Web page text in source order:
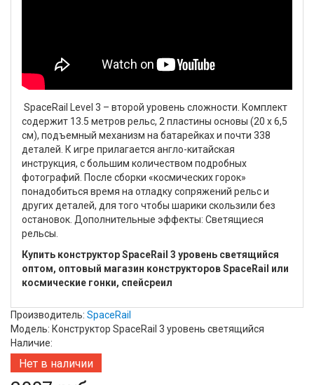
SpaceRail Level 3 – второй уровень сложности. Комплект
содержит 13.5 метров рельс, 2 пластины основы (20 х 6,5
см), подъемный механизм на батарейках и почти 338
деталей. К игре прилагается англо-китайская
инструкция, с большим количеством подробных
фотографий. После сборки «космических горок»
понадобиться время на отладку сопряжений рельс и
других деталей, для того чтобы шарики скользили без
остановок. Дополнительные эффекты: Светящиеся
рельсы.
Купить конструктор SpaceRail 3 уровень светящийся
оптом, оптовый магазин конструкторов SpaceRail или
космические гонки, спейсреил
Производитель: SpaceRail
Модель: Конструктор SpaceRail 3 уровень светящийся
Наличие:
Нет в наличии